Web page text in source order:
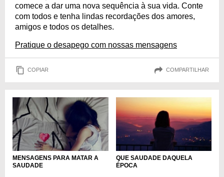
comece a dar uma nova sequência à sua vida. Conte
com todos e tenha lindas recordações dos amores,
amigos e todos os detalhes.
Pratique o desapego com nossas mensagens
COPIAR COMPARTILHAR
MENSAGENS PARA MATAR A
SAUDADE
QUE SAUDADE DAQUELA
ÉPOCA